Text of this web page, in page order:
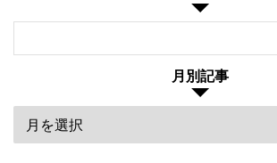
月別記事